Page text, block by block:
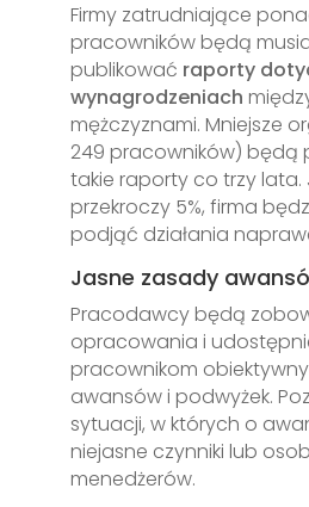
Firmy zatrudniające
pracowników będą
publikować raporty
wynagrodzeniach
mężczyznami. Mniejsze
249 pracowników) będą
takie raporty co trzy lata.
przekroczy 5%, firma
podjąć działania
Jasne zasady
Pracodawcy będą
opracowania i
pracownikom
awansów i podwyżek.
sytuacji, w których o
niejasne czynniki lub
menedżerów.